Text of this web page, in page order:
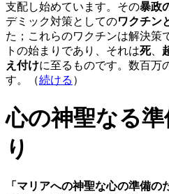
支配し始めています。その暴政
デミック対策としてのワクチン
た；これらのワクチンは解決策
トの始まりであり、それは死、
え付けに至るものです。数百万
す。（続ける ）
心の神聖なる
り
「マリアへの神聖な心の準備